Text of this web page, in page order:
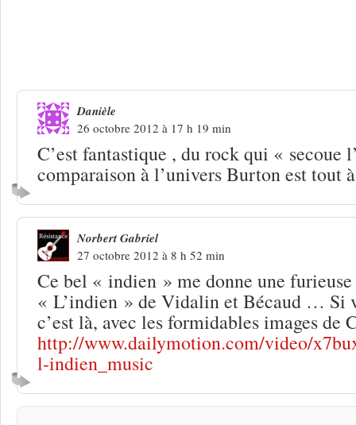
Danièle
26 octobre 2012 à 17 h 19 min
C’est fantastique , du rock qui « secoue
comparaison à l’univers Burton est
Norbert Gabriel
27 octobre 2012 à 8 h 52 min
Ce bel « indien » me donne une
« L’indien » de Vidalin et Bécaud … Si
c’est là, avec les formidables images
http://www.dailymotion.com/video/
l-indien_music